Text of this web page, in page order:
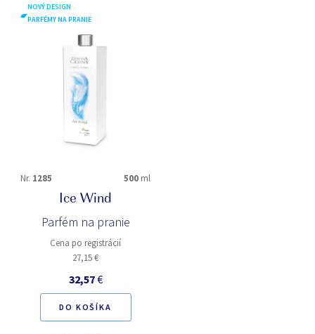
NOVÝ DESIGN
PARFÉMY NA PRANIE
Nr. 1285 500 ml
Ice Wind
Parfém na pranie
Cena po registrácií
27,15 €
32,57€
DO KOŠÍKA